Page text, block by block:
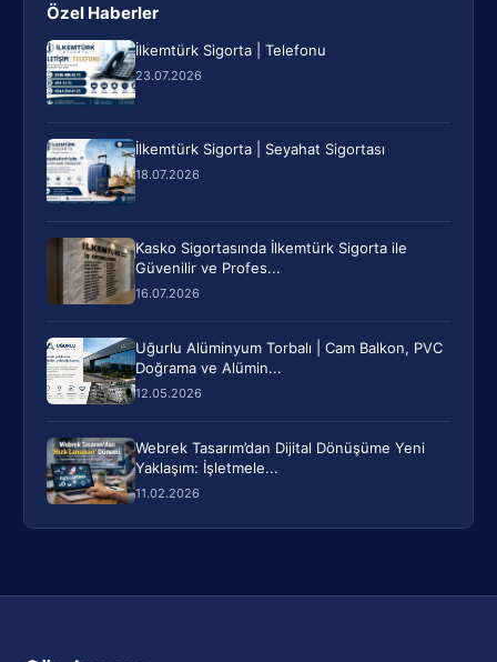
Özel Haberler
İlkemtürk Sigorta | Telefonu
23.07.2026
İlkemtürk Sigorta | Seyahat Sigortası
18.07.2026
Kasko Sigortasında İlkemtürk Sigorta ile
Güvenilir ve Profes...
16.07.2026
Uğurlu Alüminyum Torbalı | Cam Balkon, PVC
Doğrama ve Alümin...
12.05.2026
Webrek Tasarım’dan Dijital Dönüşüme Yeni
Yaklaşım: İşletmele...
11.02.2026